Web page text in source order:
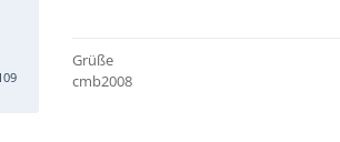
Grüße
cmb2008